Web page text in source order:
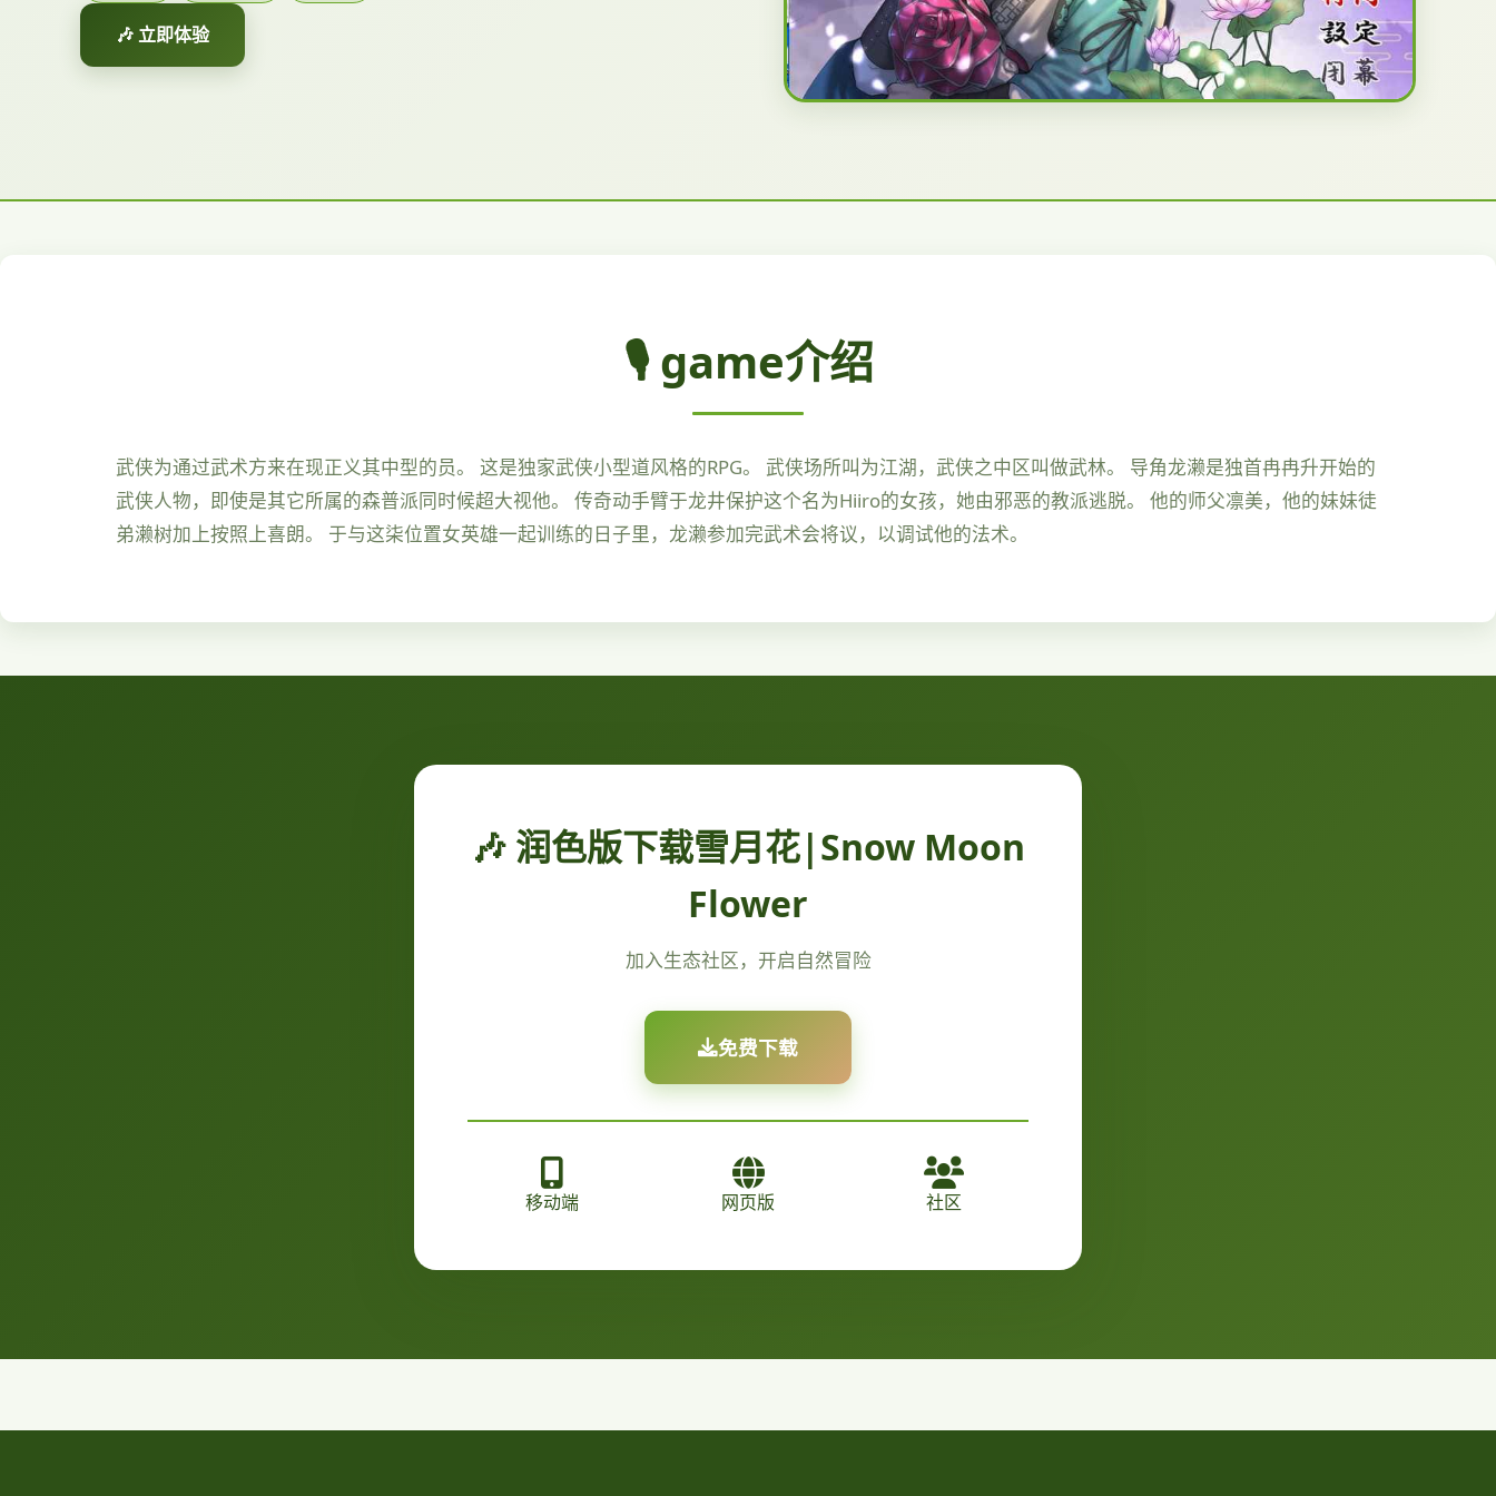
🎶 立即体验
🎙️ game介绍
武侠为通过武术方来在现正义其中型的员。 这是独家武侠小型道风格的RPG。 武侠场所叫为江湖，武侠之中区叫做武林。 导角龙濑是独首冉冉升开始的
武侠人物，即使是其它所属的森普派同时候超大视他。 传奇动手臂于龙井保护这个名为Hiiro的女孩，她由邪恶的教派逃脱。 他的师父凛美，他的妹妹徒
弟濑树加上按照上喜朗。 于与这柒位置女英雄一起训练的日子里，龙濑参加完武术会将议，以调试他的法术。
🎶 润色版下载雪月花|Snow Moon
Flower
加入生态社区，开启自然冒险
免费下载
移动端 网页版 社区